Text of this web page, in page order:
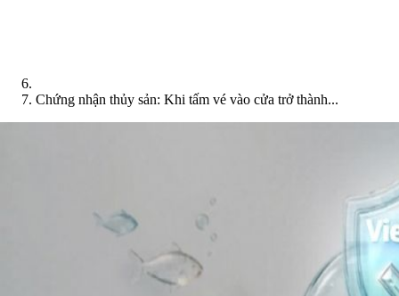
Chứng nhận thủy sản: Khi tấm vé vào cửa trở thành...